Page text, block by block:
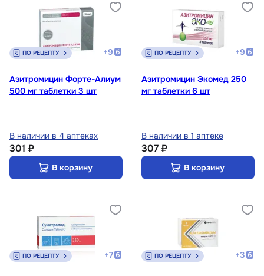
ПО РЕЦЕПТУ +9
Азитромицин Форте-Алиум
500 мг таблетки 3 шт
В наличии в 4 аптеках
301 ₽
В корзину
ПО РЕЦЕПТУ +9
Азитромицин Экомед 250
мг таблетки 6 шт
В наличии в 1 аптеке
307 ₽
В корзину
ПО РЕЦЕПТУ +7 ПО РЕЦЕПТУ +3